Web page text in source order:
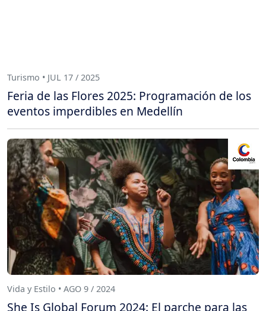
Turismo • JUL 17 / 2025
Feria de las Flores 2025: Programación de los
eventos imperdibles en Medellín
Vida y Estilo • AGO 9 / 2024
She Is Global Forum 2024: El parche para las